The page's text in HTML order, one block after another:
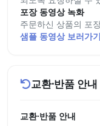
포장 동영상 녹화
주문하신 상품의 포
샘플 동영상 보러가기
교환·반품 안내
교환·반품 안내